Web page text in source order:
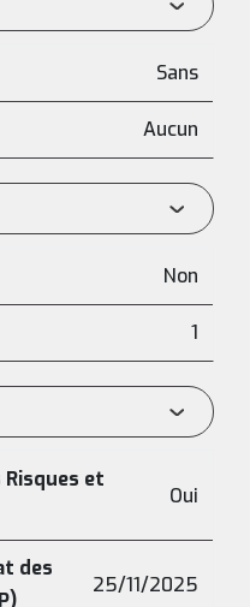
Sans
Aucun
Non
1
et
Oui
des
25/11/2025